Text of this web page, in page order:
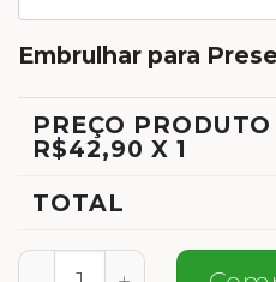
Embrulhar para
PREÇO PRODUTO
R$42,90 X 1
TOTAL
Meia Feliz